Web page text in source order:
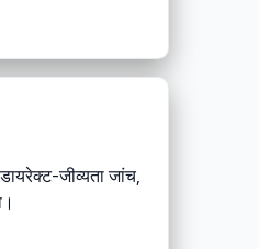
जीव्यता जांच,